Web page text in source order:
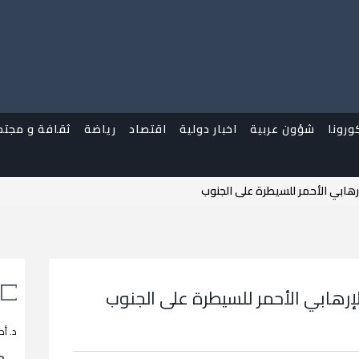
شؤون عربية اخبار دولية اقتصاد رياضة ثقافة و
الأحمر للسيطرة على الجنوب
الأحمر للسيطرة على الجنوب
د.